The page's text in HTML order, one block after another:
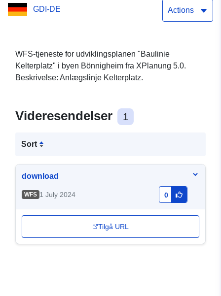
GDI-DE Actions
WFS-tjeneste for udviklingsplanen "Baulinie
Kelterplatz" i byen Bönnigheim fra XPlanung 5.0.
Beskrivelse: Anlægslinje Kelterplatz.
Videresendelser 1
Sort
download
WFS 1 July 2024 0
Tilgå URL